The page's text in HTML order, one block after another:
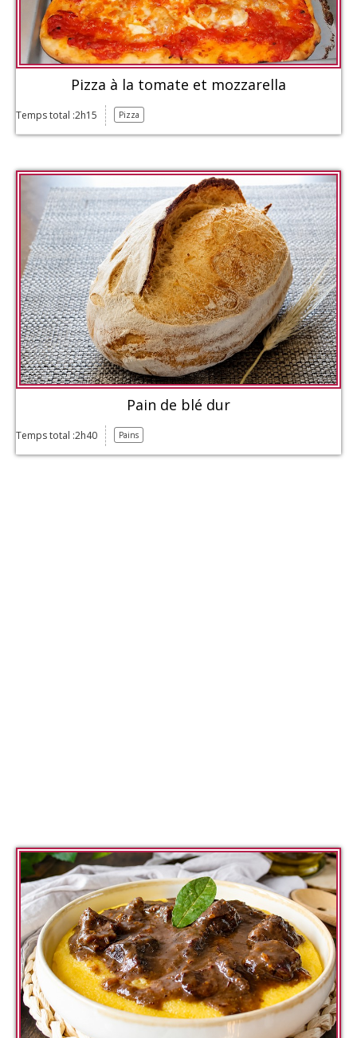
Pizza à la tomate et mozzarella
Temps total :2h15 Pizza
Pain de blé dur
Temps total :2h40 Pains